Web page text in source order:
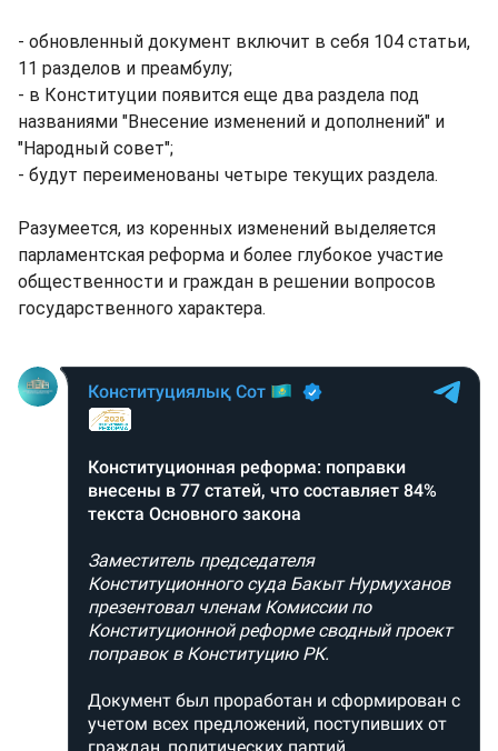
- обновленный документ включит в себя 104 статьи,
11 разделов и преамбулу;
- в Конституции появится еще два раздела под
названиями "Внесение изменений и дополнений" и
"Народный совет";
- будут переименованы четыре текущих раздела.
Разумеется, из коренных изменений выделяется
парламентская реформа и более глубокое участие
общественности и граждан в решении вопросов
государственного характера.